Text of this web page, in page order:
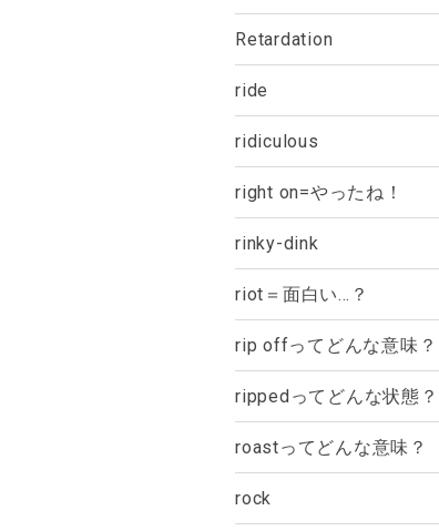
Retardation
ride
ridiculous
right on=やったね！
rinky-dink
riot＝面白い…？
rip offってどんな意味？
rippedってどんな状態？
roastってどんな意味？
rock